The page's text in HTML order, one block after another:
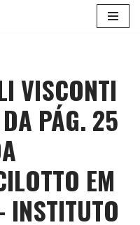
VISCONTI
PÁG. 25
EM
INSTITUTO